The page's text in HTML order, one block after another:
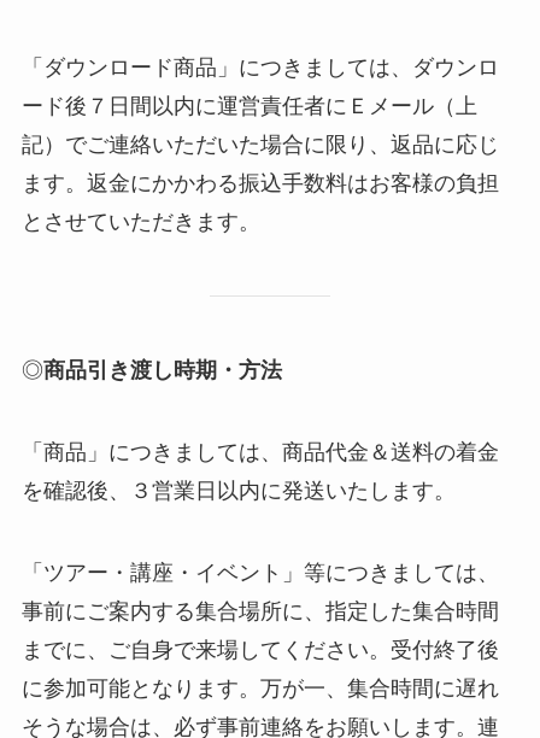
「ダウンロード商品」につきましては、ダウンロ
ード後７日間以内に運営責任者にＥメール（上
記）でご連絡いただいた場合に限り、返品に応じ
ます。返金にかかわる振込手数料はお客様の負担
とさせていただきます。
◎商品引き渡し時期・方法
「商品」につきましては、商品代金＆送料の着金
を確認後、３営業日以内に発送いたします。
「ツアー・講座・イベント」等につきましては、
事前にご案内する集合場所に、指定した集合時間
までに、ご自身で来場してください。受付終了後
に参加可能となります。万が一、集合時間に遅れ
そうな場合は、必ず事前連絡をお願いします。連